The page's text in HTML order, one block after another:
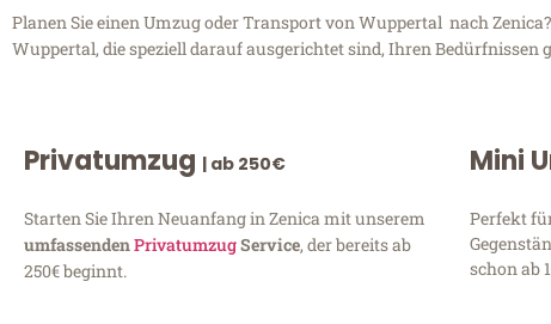
Planen Sie einen Umzug oder Transport von Wuppertal nach
Wuppertal, die speziell darauf ausgerichtet sind, Ihren
Privatumzug | ab 250€
Starten Sie Ihren Neuanfang in Zenica mit unserem
umfassendenPrivatumzugService, der bereits ab
250€ beginnt.
Mini
Perfekt
schon ab